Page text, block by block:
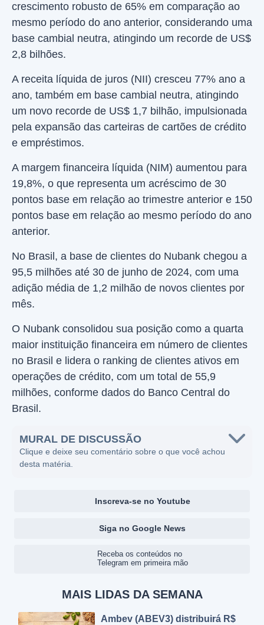
crescimento robusto de 65% em comparação ao
mesmo período do ano anterior, considerando uma
base cambial neutra, atingindo um recorde de US$
2,8 bilhões.
A receita líquida de juros (NII) cresceu 77% ano a
ano, também em base cambial neutra, atingindo
um novo recorde de US$ 1,7 bilhão, impulsionada
pela expansão das carteiras de cartões de crédito
e empréstimos.
A margem financeira líquida (NIM) aumentou para
19,8%, o que representa um acréscimo de 30
pontos base em relação ao trimestre anterior e 150
pontos base em relação ao mesmo período do ano
anterior.
No Brasil, a base de clientes do Nubank chegou a
95,5 milhões até 30 de junho de 2024, com uma
adição média de 1,2 milhão de novos clientes por
mês.
O Nubank consolidou sua posição como a quarta
maior instituição financeira em número de clientes
no Brasil e lidera o ranking de clientes ativos em
operações de crédito, com um total de 55,9
milhões, conforme dados do Banco Central do
Brasil.
MURAL DE DISCUSSÃO
Clique e deixe seu comentário sobre o que você achou
desta matéria.
Inscreva-se no Youtube
Siga no Google News
Receba os conteúdos no
Telegram em primeira mão
MAIS LIDAS DA SEMANA
Ambev (ABEV3) distribuirá R$